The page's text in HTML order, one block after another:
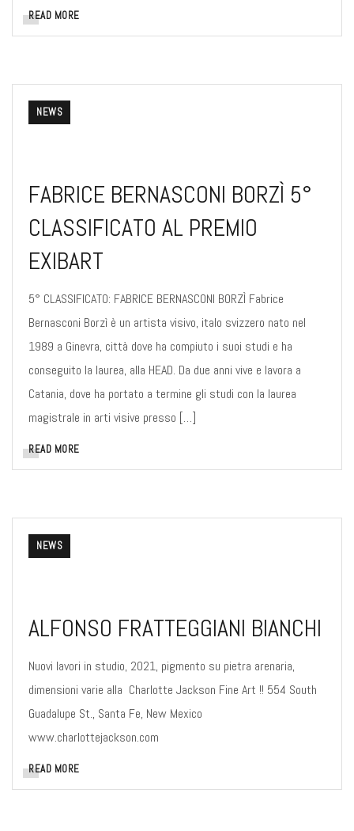
READ MORE
NEWS
FABRICE BERNASCONI BORZÌ 5°
CLASSIFICATO AL PREMIO
EXIBART
5° CLASSIFICATO: FABRICE BERNASCONI BORZÌ Fabrice
Bernasconi Borzì è un artista visivo, italo svizzero nato nel
1989 a Ginevra, città dove ha compiuto i suoi studi e ha
conseguito la laurea, alla HEAD. Da due anni vive e lavora a
Catania, dove ha portato a termine gli studi con la laurea
magistrale in arti visive presso […]
READ MORE
NEWS
ALFONSO FRATTEGGIANI BIANCHI
Nuovi lavori in studio, 2021, pigmento su pietra arenaria,
dimensioni varie alla Charlotte Jackson Fine Art !! 554 South
Guadalupe St., Santa Fe, New Mexico
www.charlottejackson.com
READ MORE